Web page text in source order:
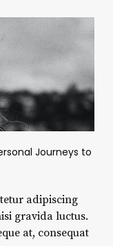
Journeys to
adipiscing
gravida luctus.
at, consequat